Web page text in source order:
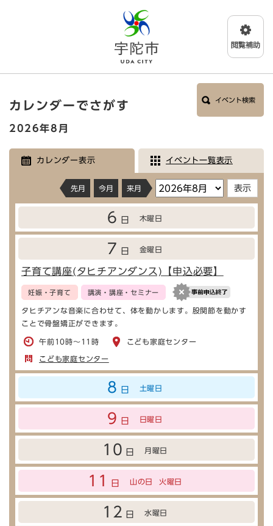
メニューを飛ばして本文へ
文
カレンダーでさがす イベント検索
2026年8月
カレンダー表示 イベント一覧表示
先月 今月 来月
6 日 木曜日
7 日 金曜日
子育て講座(タヒチアンダンス)【申込必要】
妊娠・子育て 講演・講座・セミナー
タヒチアンな音楽に合わせて、体を動かします。股関節を動かす
ことで骨盤矯正ができます。
午前10時～11時 こども家庭センター
こども家庭センター
8 日 土曜日
9 日 日曜日
10 日 月曜日
11 日 山の日 火曜日
12 日 水曜日